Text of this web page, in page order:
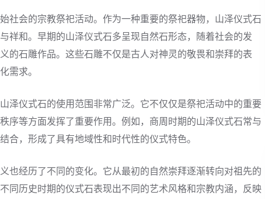
社会的宗教祭祀活动。作为一种重要的祭祀器物，山泽仪式石
祥和。早期的山泽仪式石多呈现自然石形态，随着社会的发
的石雕作品。这些石雕不仅是古人对神灵的敬畏和崇拜的表
需求。
泽仪式石的使用范围非常广泛。它不仅仅是祭祀活动中的重要
序等方面发挥了重要作用。例如，商周时期的山泽仪式石常与
合，形成了具有地域性和时代性的仪式特色。
也经历了不同的变化。它从最初的自然崇拜逐渐转向对祖先的
同历史时期的仪式石表现出不同的艺术风格和宗教内涵，反映